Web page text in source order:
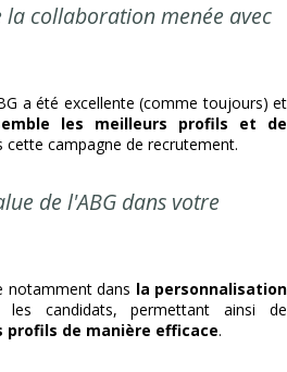
la collaboration menée avec
a été excellente (comme toujours) et
les meilleurs profils et de
cette campagne de recrutement.
de l'ABG dans votre
notamment dans la personnalisation
les candidats, permettant ainsi de
de manière efficace.